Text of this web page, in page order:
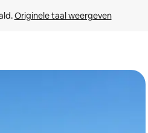
Originele taal weergeven